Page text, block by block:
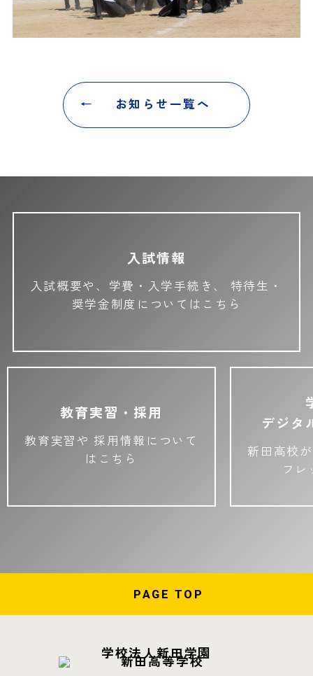
お知らせ一覧へ
入試情報
入試概要や、学費・入学手続き、
特待生・
奨学金制度についてはこちら
教育実習・採用
教育実習や 採用情報について
はこちら
デジタ
新田高校
フ
PAGE TOP
学校法人新田学園